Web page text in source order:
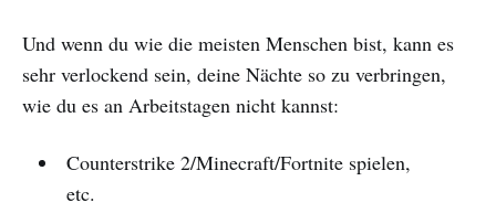
Und wenn du wie die meisten Menschen bist, kann es
sehr verlockend sein, deine Nächte so zu verbringen,
wie du es an Arbeitstagen nicht kannst:
Counterstrike 2/Minecraft/Fortnite spielen,
etc.